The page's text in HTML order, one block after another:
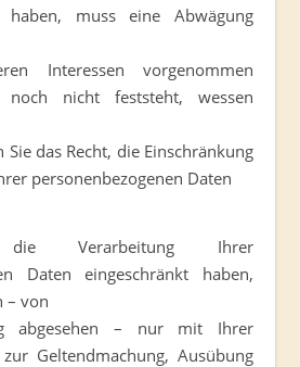
haben, muss eine Abwägung
Interessen vorgenommen
noch nicht feststeht, wessen
das Recht, die Einschränkung
personenbezogenen Daten
Verarbeitung Ihrer
Daten eingeschränkt haben,
– von
abgesehen – nur mit Ihrer
Geltendmachung, Ausübung